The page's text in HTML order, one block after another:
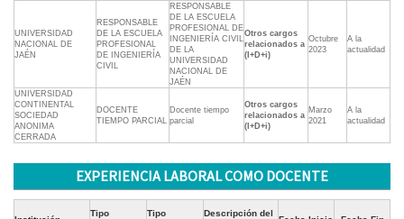
UNIVERSIDAD
NACIONAL DE
JAÉN
RESPONSABLE
DE LA ESCUELA
PROFESIONAL
DE INGENIERÍA
CIVIL
RESPONSABLE
DE LA ESCUELA
PROFESIONAL DE
INGENIERÍA CIVIL
DE LA
UNIVERSIDAD
NACIONAL DE
JAÉN
Otros cargos
relacionados a
(I+D+i)
Octubre
2023
A la
actualidad
UNIVERSIDAD
CONTINENTAL
SOCIEDAD
ANONIMA
CERRADA
DOCENTE
TIEMPO PARCIAL
Docente tiempo
parcial
Otros cargos
relacionados a
(I+D+i)
Marzo
2021
A la
actualidad
EXPERIENCIA LABORAL COMO DOCENTE
Tipo Tipo Descripción del